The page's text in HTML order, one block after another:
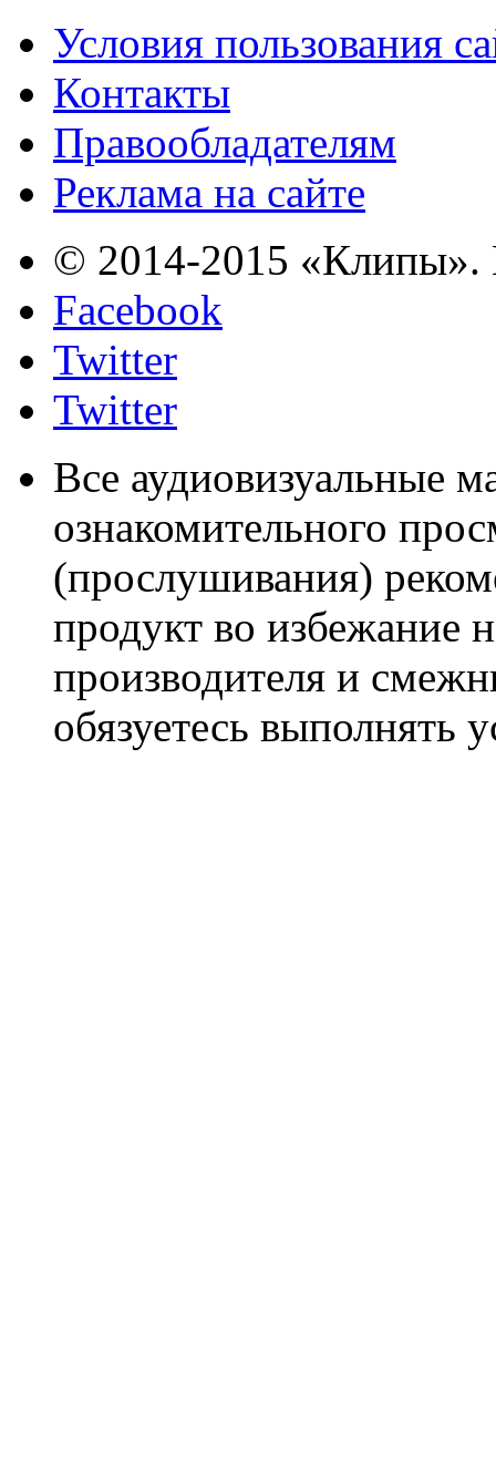
Условия пользования
Контакты
Правообладателям
Реклама на сайте
© 2014-2015 «Клипы».
Facebook
Twitter
Twitter
Все аудиовизуальные
ознакомительного
(прослушивания)
продукт во избежание
производителя и
обязуетесь выполнять